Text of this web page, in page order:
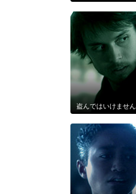
盗んではいけません